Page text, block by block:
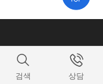
검색 상담